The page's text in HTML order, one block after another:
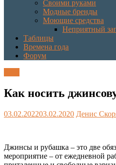
Своими руками
Модные бренды
Моющие средства
Неприятный
Таблицы
Времена года
Форум
Как носить
03.02.202203.02.2020 Денис
Джинсы и рубашка – это две
мероприятие – от ежедневной